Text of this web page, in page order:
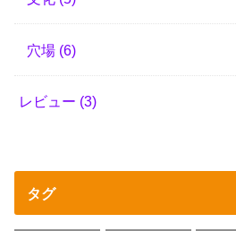
穴場 (6)
レビュー (3)
タグ